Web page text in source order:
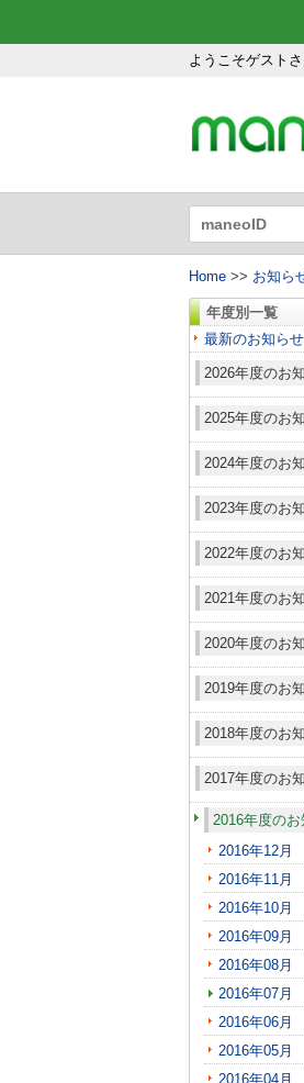
ようこそゲスト
Home >> お知ら
年度別一覧
最新のお知らせ
2026年度のお
2025年度のお
2024年度のお
2023年度のお
2022年度のお
2021年度のお
2020年度のお
2019年度のお
2018年度のお
2017年度のお
2016年度の
2016年12月
2016年11月
2016年10月
2016年09月
2016年08月
2016年07月
2016年06月
2016年05月
2016年04月